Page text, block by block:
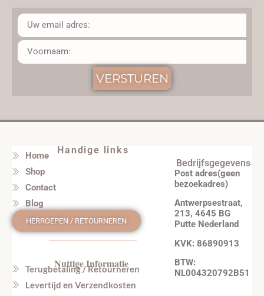
VERSTUREN
Handige links
Home
Shop
Contact
Blog
HERROEPEN / RETOURNEREN
Nuttige Informatie
Terugbetaling / Retourneren
Levertijd en Verzendkosten
Bedrijfsgegevens
Post adres(geen
bezoekadres)
Antwerpsestraat,
213, 4645 BG
Putte Nederland
KVK: 86890913
BTW:
NL004320792B51